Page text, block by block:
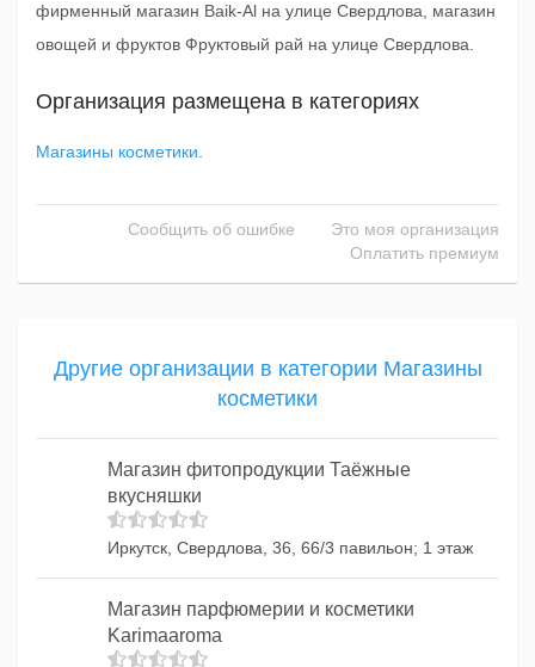
фирменный магазин Baik-Al на улице Свердлова, магазин
овощей и фруктов Фруктовый рай на улице Свердлова.
Организация размещена в категориях
Магазины косметики
Сообщить об ошибке
Это моя организация
Оплатить премиум
Другие организации в категории Магазины
косметики
Магазин фитопродукции Таёжные
вкусняшки
Иркутск, Свердлова, 36, 66/3 павильон; 1 этаж
Магазин парфюмерии и косметики
Karimaaroma